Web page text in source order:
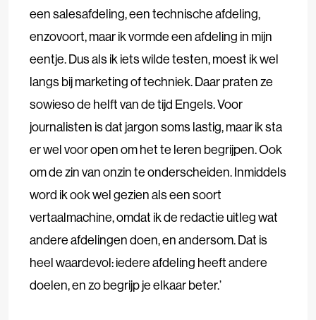
een salesafdeling, een technische afdeling,
enzovoort, maar ik vormde een afdeling in mijn
eentje. Dus als ik iets wilde testen, moest ik wel
langs bij marketing of techniek. Daar praten ze
sowieso de helft van de tijd Engels. Voor
journalisten is dat jargon soms lastig, maar ik sta
er wel voor open om het te leren begrijpen. Ook
om de zin van onzin te onderscheiden. Inmiddels
word ik ook wel gezien als een soort
vertaalmachine, omdat ik de redactie uitleg wat
andere afdelingen doen, en andersom. Dat is
heel waardevol: iedere afdeling heeft andere
doelen, en zo begrijp je elkaar beter.’